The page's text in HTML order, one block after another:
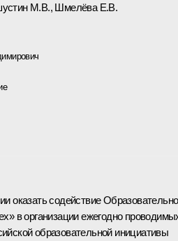
М.В., Шмелёва Е.В.
оказать содействие
в организации ежегодно
образовательной инициативы